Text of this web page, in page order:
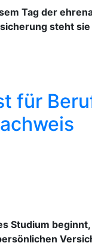
Tag der
steht
für
Studium